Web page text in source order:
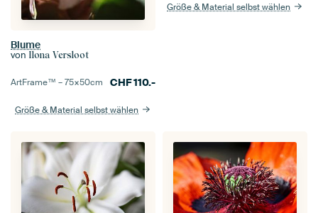
Blume
von Ilona Versloot
ArtFrame™ –75×50cm CHF110.-
Größe & Material selbst wählen
Größe & Material selbst wählen